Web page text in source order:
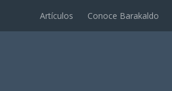
Artí­culos Conoce Barakaldo